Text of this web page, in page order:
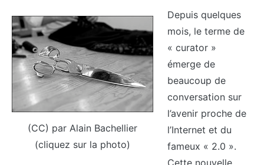
(CC) par Alain Bachellier
(cliquez sur la photo)
Depuis quelques
mois, le terme de
« curator »
émerge de
beaucoup de
conversation sur
l’avenir proche de
l’Internet et du
fameux « 2.0 ».
Cette nouvelle